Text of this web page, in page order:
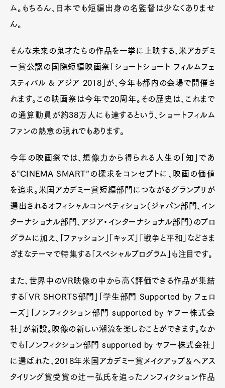
ム。もちろん、日本でも短編出身の名監督は少なくありませ
ん。
そんな未来の鬼才たちの作品を一挙に上映する、米アカデミ
ー賞公認の国際短編映画祭「ショートショート フィルムフェ
スティバル & アジア 2018」が、今年も都内の会場で開催さ
れます。この映画祭は今年で20周年。その歴史は、これまで
の通算動員が約38万人にも達するという、ショートフィルム
ファンの熱意の現れでもあります。
今年の映画祭では、想像力から得られる人生の「知」であ
る‟CINEMA SMART”の探求をコンセプトに、映画の価値
を追求。米国アカデミー賞短編部門につながるグランプリが
選出されるオフィシャルコンペティション（ジャパン部門、イン
ターナショナル部門、アジア・インターナショナル部門）のプロ
グラムに加え、「ファッション」「キッズ」「戦争と平和」などさま
ざまなテーマで特集する「スペシャルプログラム」も注目です。
また、世界中のVR映像の中から高く評価できる作品が集結
する「VR SHORTS部門」「学生部門 Supported by フェロ
ーズ」「ノンフィクション部門 supported by ヤフー株式会
社」が新設。映像の新しい潮流を楽しむことができます。なか
でも「ノンフィクション部門 supported by ヤフー株式会社」
に選ばれた、2018年米国アカデミー賞メイクアップ＆ヘアス
タイリング賞受賞の辻一弘氏を追ったノンフィクション作品